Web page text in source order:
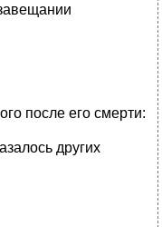
после его смерти:
других